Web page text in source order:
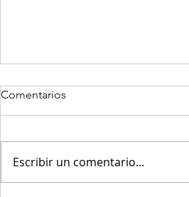
Comentarios
Escribir un comentario...